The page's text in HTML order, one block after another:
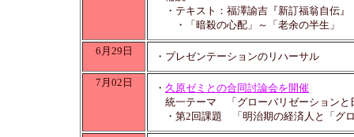
・テキスト：福澤諭吉『新訂福翁自伝』
・「暗殺の心配」～「老余の半生」
6月29日 ・プレゼンテーションのリハーサル
7月02日 ・ 久原ゼミとの合同討論会を開催
統一テーマ 「グローバリゼーション
・第2回課題 「明治期の経済人と「グ